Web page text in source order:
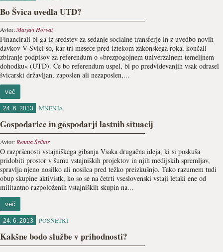
Bo Švica uvedla UTD?
Avtor:Marjan Horvat
Financirali bi ga iz sredstev za sedanje socialne transferje in z uvedbo novih
davkov V Švici so, kar tri mesece pred iztekom zakonskega roka, končali
zbiranje podpisov za referendum o »brezpogojnem univerzalnem temeljnem
dohodku« (UTD). Če bo referendum uspel, bi po predvidevanjih vsak odrasel
švicarski državljan, zaposlen ali nezaposlen,...
več
24. 6. 2013 MNENJA
Gospodarice in gospodarji lastnih situacij
Avtor: Renata Šribar
O razpršenosti vstajniškega gibanja Vsaka drugačna ideja, ki si poskuša
pridobiti prostor v šumu vstajniških projektov in njih medijskih spremljav,
spravlja njeno nosilko ali nosilca pred težko preizkušnjo. Tako razumem tudi
obup skupine aktivistk, ko so se na četrti vseslovenski vstaji letaki ene od
militantno razpoloženih vstajniških skupin na...
več
24. 6. 2013 POSNETKI
Kakšne bodo službe v prihodnosti?